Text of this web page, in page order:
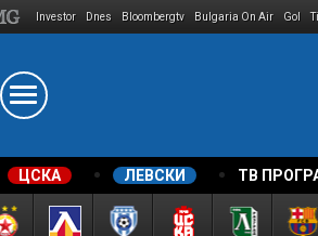
Investor Dnes Bloombergtv Bulgaria On Air Gol
ЦСКА ЛЕВСКИ ТВ